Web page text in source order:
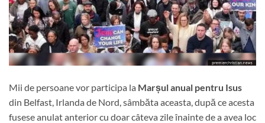
Mii de persoane vor participa la Marșul anual pentru Isus
din Belfast, Irlanda de Nord, sâmbăta aceasta, după ce acesta
fusese anulat anterior cu doar câteva zile înainte de a avea loc